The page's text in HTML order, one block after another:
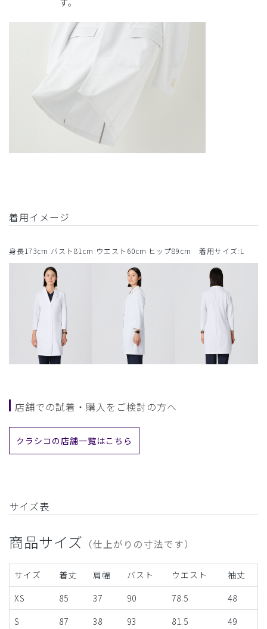
着用イメージ
身長173cm バスト81cm ウエスト60cm ヒップ89cm 着用サイズ:L
店舗での試着・購入をご検討の方へ
クラシコの店舗一覧はこちら
サイズ表
商品サイズ （仕上がりの寸法です）
サイズ 着丈 肩幅 バスト ウエスト
袖丈
XS
85 37 90 78.5
48
S
87 38 93 81.5
49